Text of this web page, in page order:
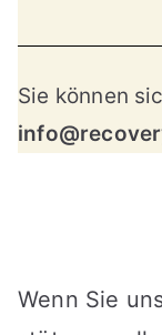
Sie können
Wenn Sie